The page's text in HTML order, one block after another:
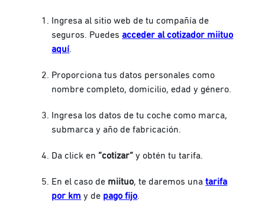
Ingresa al sitio web de tu compañía de
seguros. Puedes acceder al cotizador miituo
aquí.
Proporciona tus datos personales como
nombre completo, domicilio, edad y género.
Ingresa los datos de tu coche como marca,
submarca y año de fabricación.
Da click en “cotizar” y obtén tu tarifa.
En el caso de miituo, te daremos unatarifa
por km y de pago fijo.